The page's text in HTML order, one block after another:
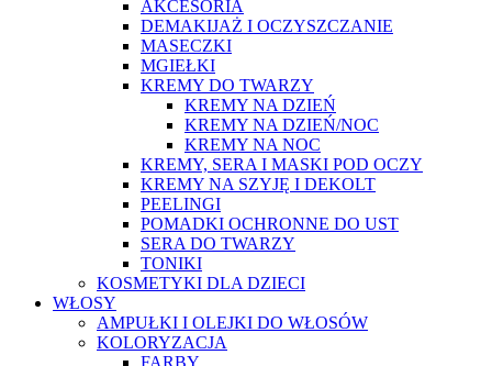
AKCESORIA
DEMAKIJAŻ I OCZYSZCZANIE
MASECZKI
MGIEŁKI
KREMY DO TWARZY
KREMY NA DZIEŃ
KREMY NA DZIEŃ/NOC
KREMY NA NOC
KREMY, SERA I MASKI POD OCZY
KREMY NA SZYJĘ I DEKOLT
PEELINGI
POMADKI OCHRONNE DO UST
SERA DO TWARZY
TONIKI
KOSMETYKI DLA DZIECI
WŁOSY
AMPUŁKI I OLEJKI DO WŁOSÓW
KOLORYZACJA
FARBY